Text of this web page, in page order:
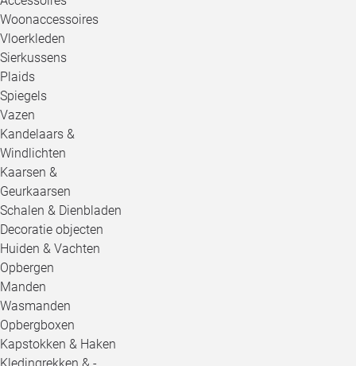
Woonaccessoires
Vloerkleden
Sierkussens
Plaids
Spiegels
Vazen
Kandelaars &
Windlichten
Kaarsen &
Geurkaarsen
Schalen & Dienbladen
Decoratie objecten
Huiden & Vachten
Opbergen
Manden
Wasmanden
Opbergboxen
Kapstokken & Haken